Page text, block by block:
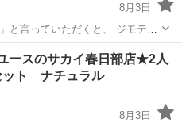
8月3日
と言っていただくと、 ジモティ
購入が可能です。
ただい
ダイニングセット サカイ
ースのサカイ春日部店★2人
ット ナチュラル
8月3日